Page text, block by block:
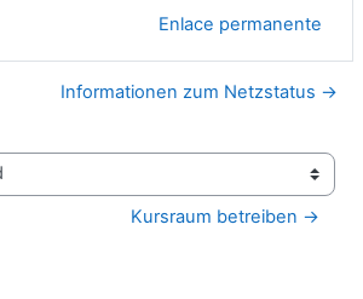
Enlace permanente
Informationen zum Netzstatus →
Kursraum betreiben →